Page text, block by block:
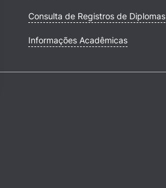
Consulta de Registros de Diplomas
Informações Acadêmicas